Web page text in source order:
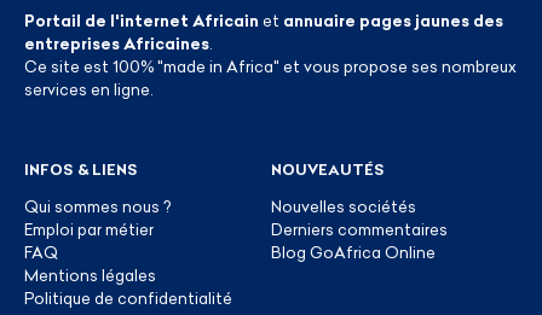
Portail de l'internet Africain et annuaire pages jaunes des
entreprises Africaines
Ce site est 100% "made in Africa" et vous propose ses nombreux
services en ligne.
INFOS & LIENS
Qui sommes nous ?
Emploi par métier
FAQ
Mentions légales
Politique de confidentialité
NOUVEAUTÉS
Nouvelles sociétés
Derniers commentaires
Blog GoAfrica Online